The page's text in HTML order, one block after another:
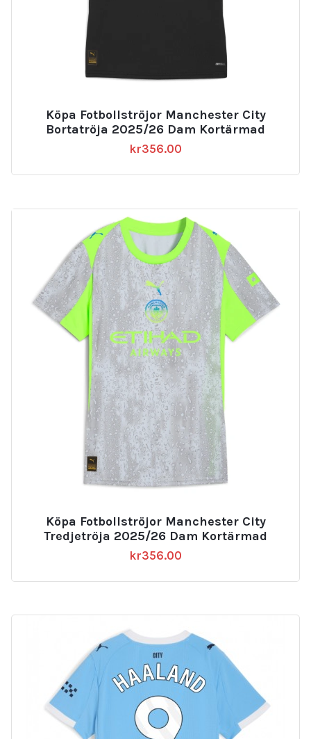
Köpa Fotbollströjor Manchester City
Bortatröja 2025/26 Dam Kortärmad
kr356.00
Köpa Fotbollströjor Manchester City
Tredjetröja 2025/26 Dam Kortärmad
kr356.00